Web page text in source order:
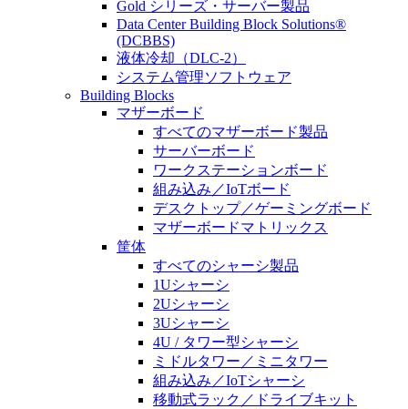
Gold シリーズ・サーバー製品
Data Center Building Block Solutions®
(DCBBS)
液体冷却（DLC-2）
システム管理ソフトウェア
Building Blocks
マザーボード
すべてのマザーボード製品
サーバーボード
ワークステーションボード
組み込み／IoTボード
デスクトップ／ゲーミングボード
マザーボードマトリックス
筐体
すべてのシャーシ製品
1Uシャーシ
2Uシャーシ
3Uシャーシ
4U / タワー型シャーシ
ミドルタワー／ミニタワー
組み込み／IoTシャーシ
移動式ラック／ドライブキット